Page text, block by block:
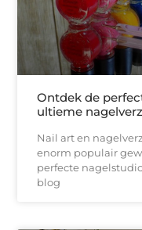
Ontdek de
ultieme
Nail art en
enorm populair
perfecte
blog